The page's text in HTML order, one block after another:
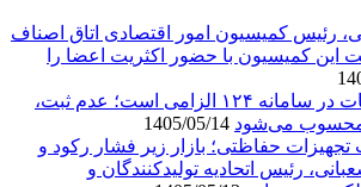
رئیس کمیسیون امور اقتصادی اتاق اصناف
این کمیسیون با حضور اکثریت اعضا را
ثبت قیمت کالا و خدمات در سامانه ۱۲۴ الزامی است؛ عدم ثبت،
حفاظتی؛ بازار زیر فشار رکود و
رئیس اتحادیه تولیدکنندگان و